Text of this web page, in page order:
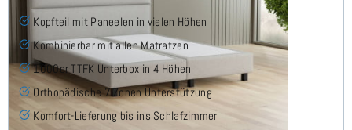
Kopfteil mit Paneelen in vielen Höhen
Kombinierbar mit allen Matratzen
1000er TTFK Unterbox in 4 Höhen
Orthopädische 7 Zonen Unterstützung
Komfort-Lieferung bis ins Schlafzimmer